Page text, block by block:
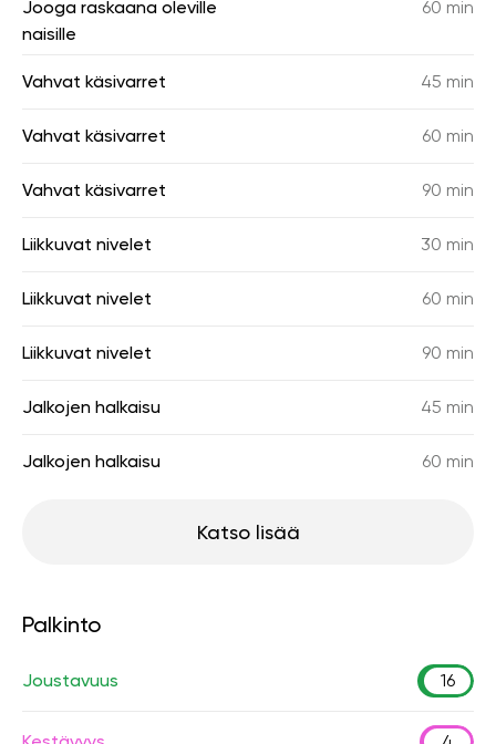
Jooga raskaana oleville
naisille
60 min
Vahvat käsivarret 45 min
Vahvat käsivarret 60 min
Vahvat käsivarret 90 min
Liikkuvat nivelet 30 min
Liikkuvat nivelet 60 min
Liikkuvat nivelet 90 min
Jalkojen halkaisu 45 min
Jalkojen halkaisu 60 min
Katso lisää
Palkinto
Joustavuus 16